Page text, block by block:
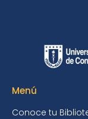
Menú
Conoce tu